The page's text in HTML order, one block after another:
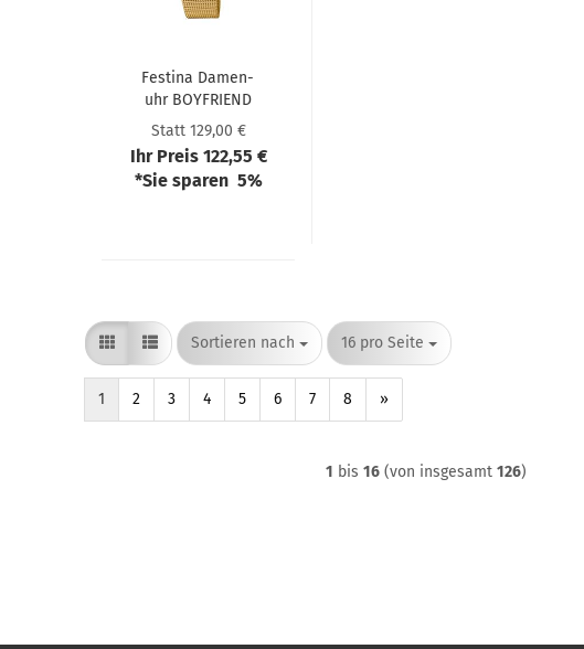
Festi­na Da­men­
uhr BOY­FRIEND
F20476/1
Statt 129,00 €
Ihr Preis 122,55 €
*Sie sparen 5%
Sortieren nach
Sortieren nach 16 pro Seite
pro Seite
1 2 3 4 5 6 7 8 »
1 bis 16(von insgesamt 126)